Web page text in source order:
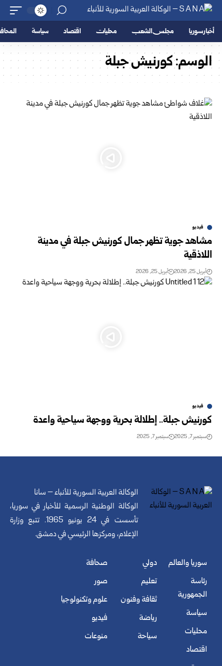
أخبار سوريا مجلس الشعب محليات اقتصاد سياسة
الوسم:كورنيش جبلة
فيديو
مشاهد جوية تظهر جمال كورنيش جبلة في مدينة
اللاذقية
أبريل 25, 2026 أبريل 25, 2026
فيديو
كورنيش جبلة.. إطلالة بحرية ووجهة سياحية واعدة
سبتمبر 7, 2025 سبتمبر 7, 2025
الوكالة العربية السورية للأنباء – سانا
الوكالة الوطنية الرسمية للأخبار في سوريا،
تأسست في 24 يونيو 1965. تتبع وزارة
الإعلام، ومركزها الرئيسي في دمشق.
سوريا والعالم
رئاسة
الجمهورية
سياسة
محليات
اقتصاد
دولي
تعليم
ثقافة وفنون
رياضة
سياحة
صحافة
صور
علوم وتكنولوجيا
فيديو
منوعات